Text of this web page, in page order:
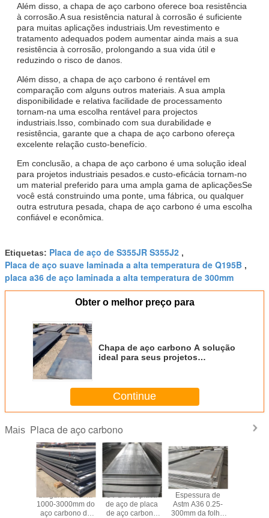
Além disso, a chapa de aço carbono oferece boa resistência
à corrosão.A sua resistência natural à corrosão é suficiente
para muitas aplicações industriais.Um revestimento e
tratamento adequados podem aumentar ainda mais a sua
resistência à corrosão, prolongando a sua vida útil e
reduzindo o risco de danos.
Além disso, a chapa de aço carbono é rentável em
comparação com alguns outros materiais. A sua ampla
disponibilidade e relativa facilidade de processamento
tornam-na uma escolha rentável para projectos
industriais.Isso, combinado com sua durabilidade e
resistência, garante que a chapa de aço carbono ofereça
excelente relação custo-benefício.
Em conclusão, a chapa de aço carbono é uma solução ideal
para projetos industriais pesados.e custo-eficácia tornam-no
um material preferido para uma ampla gama de aplicaçõesSe
você está construindo uma ponte, uma fábrica, ou qualquer
outra estrutura pesada, chapa de aço carbono é uma escolha
confiável e econômica.
Etiquetas: Placa de aço de S355JR S355J2 ,
Placa de aço suave laminada a alta temperatura de Q195B ,
placa a36 de aço laminada a alta temperatura de 300mm
Obter o melhor preço para
Chapa de aço carbono A solução
ideal para seus projetos
Continue
Mais Placa de aço carbono
Largura da folha
1000-3000mm do
aço carbono da
GV BV da placa
de aço de placa
de aço carbono
Espessura de
Astm A36 0.25-
300mm da folha